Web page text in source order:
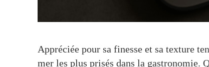
Appréciée pour sa finesse et sa texture
mer les plus prisés dans la gastronomie.